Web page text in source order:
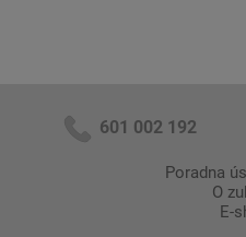
601 002 192
Poradna
O
E-